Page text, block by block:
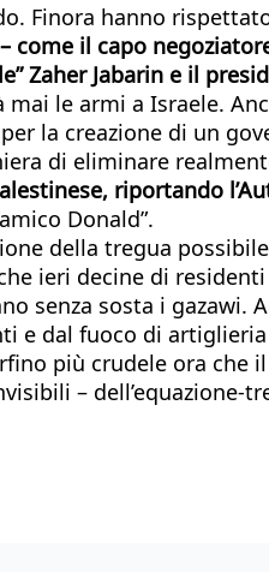
Finora hanno
il capo
Zaher Jabarin e il
le armi a Israele.
la creazione di un
di eliminare
riportando
Donald”.
della tregua
ieri decine di
senza sosta i gazawi.
dal fuoco di artiglieria
più crudele ora che
– dell’equazione-